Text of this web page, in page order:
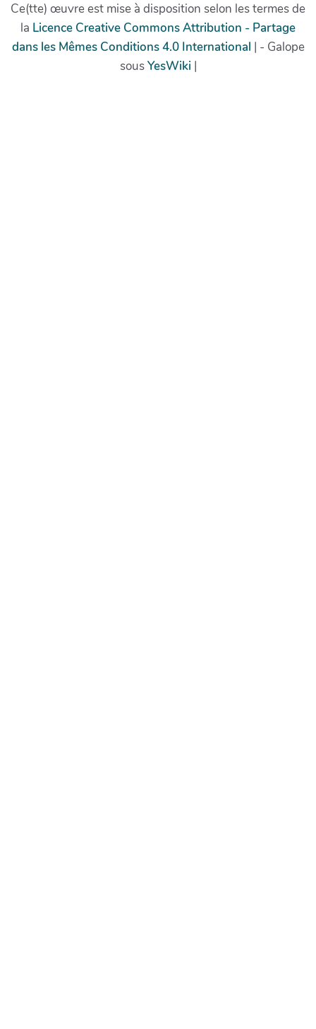
Ce(tte) œuvre est mise à disposition selon les termes de
la Licence Creative Commons Attribution - Partage
dans les Mêmes Conditions 4.0 International | - Galope
sousYesWiki |